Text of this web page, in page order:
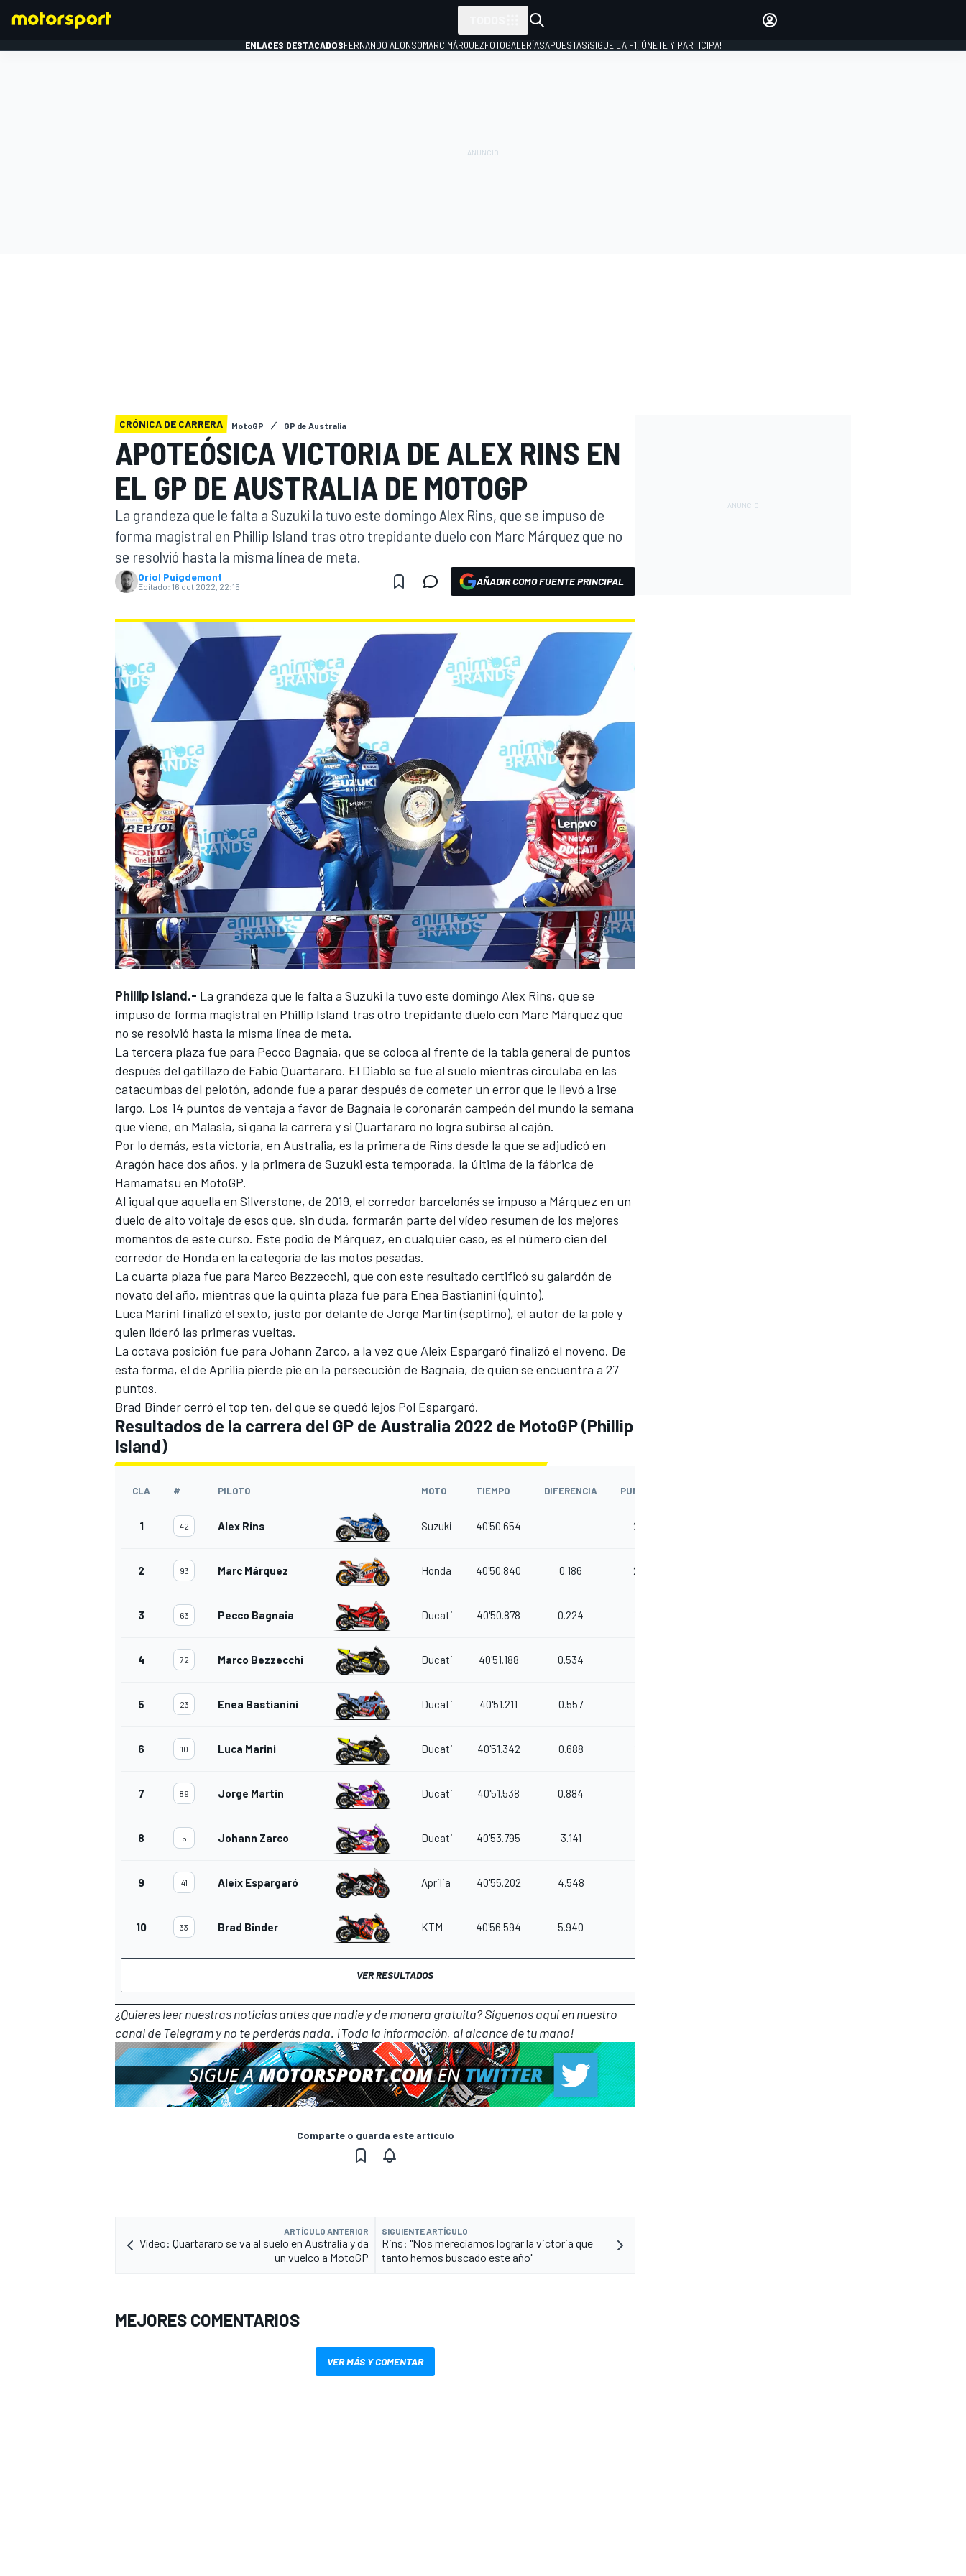
WEC
ENLACES DESTACADOSFERNANDO ALONSOMARC MÁRQUEZFOTOGALERÍASAPUESTAS¡SIGUE LA F1, ÚNETE Y PARTICIPA!
CRÓNICA DE CARRERA MotoGP GP de Australia
APOTEÓSICA VICTORIA DE ALEX RINS EN
EL GP DE AUSTRALIA DE MOTOGP
La grandeza que le falta a Suzuki la tuvo este domingo Alex Rins, que se impuso de
forma magistral en Phillip Island tras otro trepidante duelo con Marc Márquez que no
se resolvió hasta la misma línea de meta.
Oriol Puigdemont
Editado: 16 oct 2022, 22:15 AÑADIR COMO FUENTE PRINCIPAL
Phillip Island.- La grandeza que le falta a Suzuki la tuvo este domingo Alex Rins, que se
impuso de forma magistral en Phillip Island tras otro trepidante duelo con Marc Márquez que
no se resolvió hasta la misma línea de meta.
La tercera plaza fue para Pecco Bagnaia, que se coloca al frente de la tabla general de puntos
después del gatillazo de Fabio Quartararo. El Diablo se fue al suelo mientras circulaba en las
catacumbas del pelotón, adonde fue a parar después de cometer un error que le llevó a irse
largo. Los 14 puntos de ventaja a favor de Bagnaia le coronarán campeón del mundo la semana
que viene, en Malasia, si gana la carrera y si Quartararo no logra subirse al cajón.
Por lo demás, esta victoria, en Australia, es la primera de Rins desde la que se adjudicó en
Aragón hace dos años, y la primera de Suzuki esta temporada, la última de la fábrica de
Hamamatsu en MotoGP.
Al igual que aquella en Silverstone, de 2019, el corredor barcelonés se impuso a Márquez en un
duelo de alto voltaje de esos que, sin duda, formarán parte del vídeo resumen de los mejores
momentos de este curso. Este podio de Márquez, en cualquier caso, es el número cien del
corredor de Honda en la categoría de las motos pesadas.
La cuarta plaza fue para Marco Bezzecchi, que con este resultado certificó su galardón de
novato del año, mientras que la quinta plaza fue para Enea Bastianini(quinto).
Luca Marini finalizó el sexto, justo por delante de Jorge Martín(séptimo), el autor de la pole y
quien lideró las primeras vueltas.
La octava posición fue para Johann Zarco, a la vez que Aleix Espargaró finalizó el noveno. De
esta forma, el de Aprilia pierde pie en la persecución de Bagnaia, de quien se encuentra a 27
puntos.
Brad Bindercerró el top ten, del que se quedó lejos Pol Espargaró.
Resultados de la carrera del GP de Australia 2022 de MotoGP (Phillip
Island)
CLA # PILOTO MOTO TIEMPO DIFERENCIA PUNTOS
1 42 Alex Rins Suzuki 40'50.654 25
2 93 Marc Márquez Honda 40'50.840 0.186 20
3 63 Pecco Bagnaia Ducati 40'50.878 0.224 16
4 72 Marco Bezzecchi Ducati 40'51.188 0.534 13
5 23 Enea Bastianini Ducati 40'51.211 0.557
6 10 Luca Marini Ducati 40'51.342 0.688 10
7 89 Jorge Martín Ducati 40'51.538 0.884
8 5 Johann Zarco Ducati 40'53.795 3.141
9 41 Aleix Espargaró Aprilia 40'55.202 4.548
10 33 Brad Binder KTM 40'56.594 5.940
VER RESULTADOS
¿Quieres leer nuestras noticias antes que nadie y de manera gratuita? Síguenosaquí en nuestro
canal de Telegramy no te perderás nada. ¡Toda la información, al alcance de tu mano!
Comparte o guarda este artículo
ARTÍCULO ANTERIOR
Vídeo: Quartararo se va al suelo en Australia y da
un vuelco a MotoGP
SIGUIENTE ARTÍCULO
Rins: "Nos merecíamos lograr la victoria que
tanto hemos buscado este año"
MEJORES COMENTARIOS
VER MÁS Y COMENTAR